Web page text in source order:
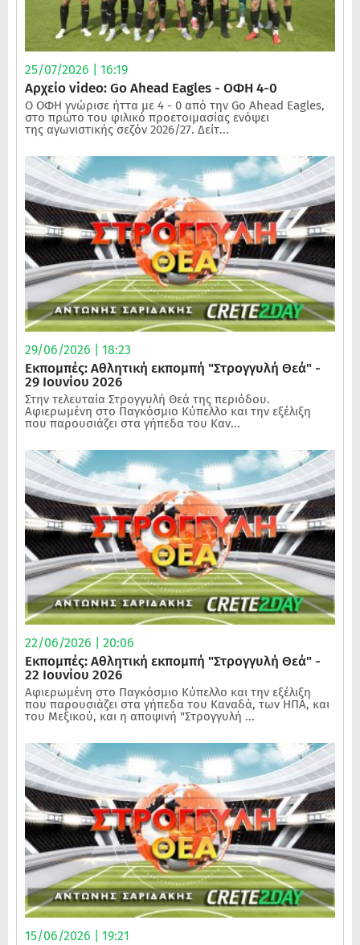
25/07/2026 | 16:19
Αρχείο video: Go Ahead Eagles - ΟΦΗ 4-0
Ο ΟΦΗ γνώρισε ήττα με 4 - 0 από την Go Ahead Eagles,
στο πρώτο του φιλικό προετοιμασίας ενόψει
της αγωνιστικής σεζόν 2026/27. Δείτ...
29/06/2026 | 18:23
Εκπομπές: Αθλητική εκπομπή "Στρογγυλή Θεά" -
29 Ιουνίου 2026
Στην τελευταία Στρογγυλή Θεά της περιόδου.
Αφιερωμένη στο Παγκόσμιο Κύπελλο και την εξέλιξη
που παρουσιάζει στα γήπεδα του Καν...
22/06/2026 | 20:06
Εκπομπές: Αθλητική εκπομπή "Στρογγυλή Θεά" -
22 Ιουνίου 2026
Αφιερωμένη στο Παγκόσμιο Κύπελλο και την εξέλιξη
που παρουσιάζει στα γήπεδα του Καναδά, των ΗΠΑ, και
του Μεξικού, και η αποψινή "Στρογγυλή ...
15/06/2026 | 19:21